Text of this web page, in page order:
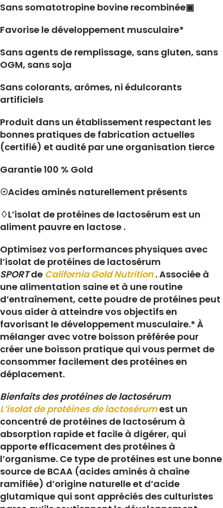
Sans somatotropine bovine recombinée▣
Favorise le développement musculaire*
Sans agents de remplissage, sans gluten, sans
OGM, sans soja
Sans colorants, arômes, ni édulcorants
artificiels
Produit dans un établissement respectant les
bonnes pratiques de fabrication actuelles
(certifié) et audité par une organisation tierce
Garantie 100 % Gold
☉Acides aminés naturellement présents
♢L’isolat de protéines de lactosérum est un
aliment pauvre en lactose .
Optimisez vos performances physiques avec
l’isolat de protéines de lactosérum
SPORTde California Gold Nutrition. Associée à
une alimentation saine et à une routine
d’entraînement, cette poudre de protéines peut
vous aider à atteindre vos objectifs en
favorisant le développement musculaire.* À
mélanger avec votre boisson préférée pour
créer une boisson pratique qui vous permet de
consommer facilement des protéines en
déplacement.
Bienfaits des protéines de lactosérum
L’isolat de protéines de lactosérumest un
concentré de protéines de lactosérum à
absorption rapide et facile à digérer, qui
apporte efficacement des protéines à
l’organisme. Ce type de protéines est une bonne
source de BCAA (acides aminés à chaîne
ramifiée) d’origine naturelle et d’acide
glutamique qui sont appréciés des culturistes